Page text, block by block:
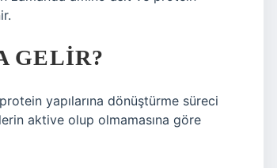
GELIR?
yapılarına dönüştürme süreci
aktive olup olmamasına göre